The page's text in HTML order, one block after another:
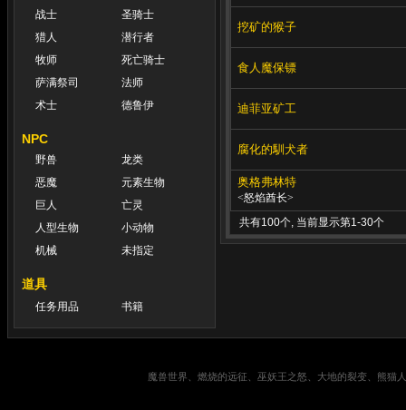
战士
圣骑士
猎人
潜行者
牧师
死亡骑士
萨满祭司
法师
术士
德鲁伊
NPC
野兽
龙类
恶魔
元素生物
巨人
亡灵
人型生物
小动物
机械
未指定
道具
任务用品 书籍
挖矿的猴子
食人魔保镖
迪菲亚矿工
腐化的馴犬者
奥格弗林特
<怒焰酋长>
共有100个, 当前显示第1-30个
魔兽世界、燃烧的远征、巫妖王之怒、大地的裂变、熊猫